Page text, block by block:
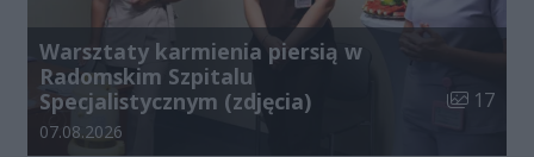
Warsztaty karmienia piersią w
Radomskim Szpitalu
Specjalistycznym (zdjęcia)
Liczba
17
Data dodania galerii:
07.08.2026